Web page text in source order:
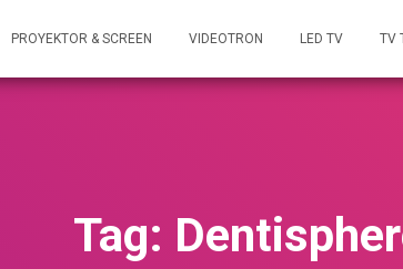
PROYEKTOR & SCREEN VIDEOTRON LED TV TV
Tag: